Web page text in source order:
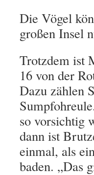
Die Vögel
großen Insel
Trotzdem ist
16 von der
Dazu zählen
so vorsichtig
dann ist
einmal, als
baden. „Das